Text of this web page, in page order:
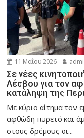
11 Μαΐου 2026
Σε νέες
Λέσβου για τον
κατάληψη της
Με κύριο αίτημα τον
αφθώδη πυρετό και
στους δρόμους οι...